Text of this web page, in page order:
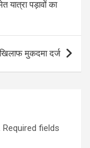
यात्रा पड़ावों का
मुकदमा दर्ज
Required fields